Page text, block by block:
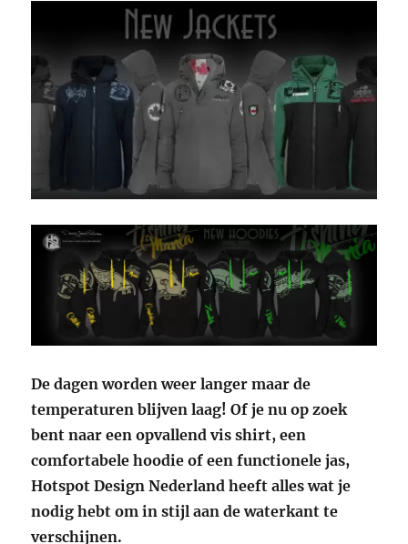
De dagen worden weer langer maar de
temperaturen blijven laag! Of je nu op zoek
bent naar een opvallend vis shirt, een
comfortabele hoodie of een functionele jas,
Hotspot Design Nederland heeft alles wat je
nodig hebt om in stijl aan de waterkant te
verschijnen.